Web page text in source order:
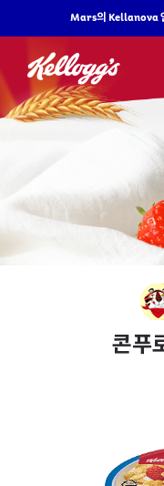
Mars의 Kellanova
Brand
&
Products
콘푸